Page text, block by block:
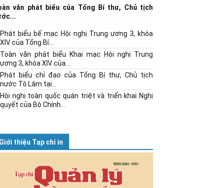
văn phát biểu của Tổng Bí thư, Chủ tịch
Phát biểu bế mạc Hội nghị Trung ương 3, khóa
XIV của Tổng Bí...
Toàn văn phát biểu Khai mạc Hội nghị Trung
ương 3, khóa XIV của...
Phát biểu chỉ đạo của Tổng Bí thư, Chủ tịch
nước Tô Lâm tại...
Hội nghị toàn quốc quán triệt và triển khai Nghị
quyết của Bộ Chính...
Giới thiệu Tạp chí in